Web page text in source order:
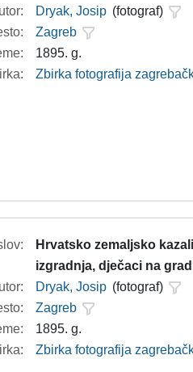
Dryak, Josip (fotograf)
Zagreb
1895. g.
Zbirka fotografija
Hrvatsko zemaljsko
izgradnja, dječaci na
Dryak, Josip (fotograf)
Zagreb
1895. g.
Zbirka fotografija